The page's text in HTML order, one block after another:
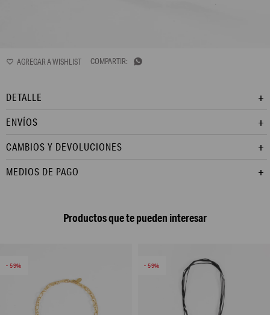

DETALLE
ENVÍOS
CAMBIOS Y DEVOLUCIONES
MEDIOS DE PAGO
Productos que te pueden interesar
59 59